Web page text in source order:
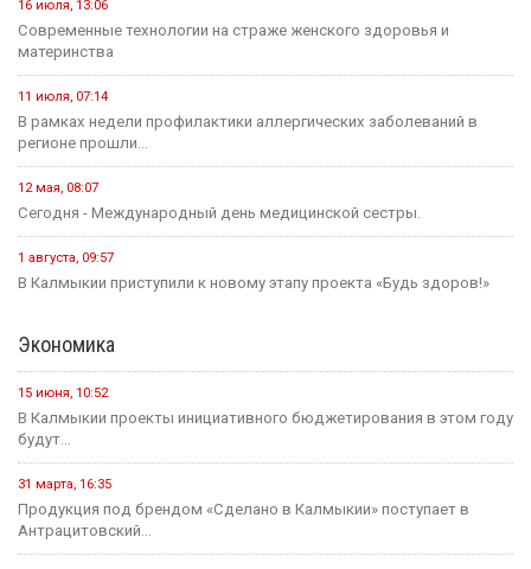
24 июля, 16:31
Итоги весенней сессии Государственной Думы
24 июля, 09:46
Сегодня в Элисте состоится заседание правительства Калмыкии.
20 июля, 11:17
В преддверии Единого дня голосования Общественная палата
Республики активно...
14 июля, 10:44
Выборная компания не за горами.
Образование
12 мая, 08:18
С сегодняшнего дня в России водятся новые правила
проведения...
25 июля, 10:43
Сегодня в стране завершается прием документов на основные
конкурсные...